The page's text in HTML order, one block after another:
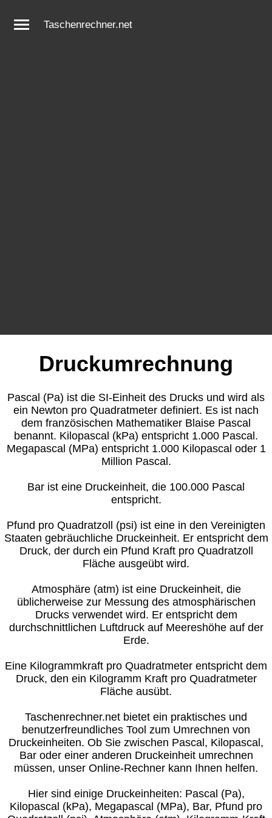
Taschenrechner.net
Druckumrechnung
Pascal (Pa) ist die SI-Einheit des Drucks und wird als
ein Newton pro Quadratmeter definiert. Es ist nach
dem französischen Mathematiker Blaise Pascal
benannt. Kilopascal (kPa) entspricht 1.000 Pascal.
Megapascal (MPa) entspricht 1.000 Kilopascal oder 1
Million Pascal.
Bar ist eine Druckeinheit, die 100.000 Pascal
entspricht.
Pfund pro Quadratzoll (psi) ist eine in den Vereinigten
Staaten gebräuchliche Druckeinheit. Er entspricht dem
Druck, der durch ein Pfund Kraft pro Quadratzoll
Fläche ausgeübt wird.
Atmosphäre (atm) ist eine Druckeinheit, die
üblicherweise zur Messung des atmosphärischen
Drucks verwendet wird. Er entspricht dem
durchschnittlichen Luftdruck auf Meereshöhe auf der
Erde.
Eine Kilogrammkraft pro Quadratmeter entspricht dem
Druck, den ein Kilogramm Kraft pro Quadratmeter
Fläche ausübt.
Taschenrechner.net bietet ein praktisches und
benutzerfreundliches Tool zum Umrechnen von
Druckeinheiten. Ob Sie zwischen Pascal, Kilopascal,
Bar oder einer anderen Druckeinheit umrechnen
müssen, unser Online-Rechner kann Ihnen helfen.
Hier sind einige Druckeinheiten: Pascal (Pa),
Kilopascal (kPa), Megapascal (MPa), Bar, Pfund pro